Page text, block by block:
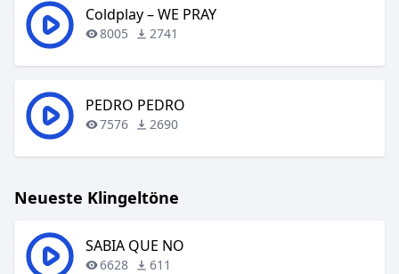
Coldplay – WE PRAY
8005 2741
PEDRO PEDRO
7576 2690
Neueste Klingeltöne
SABIA QUE NO
6628 611